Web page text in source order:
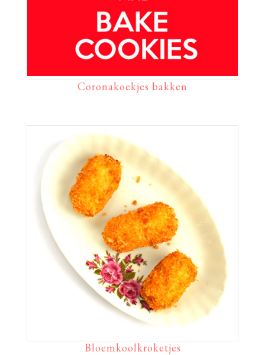
Coronakoekjes bakken
Bloemkoolkroketjes